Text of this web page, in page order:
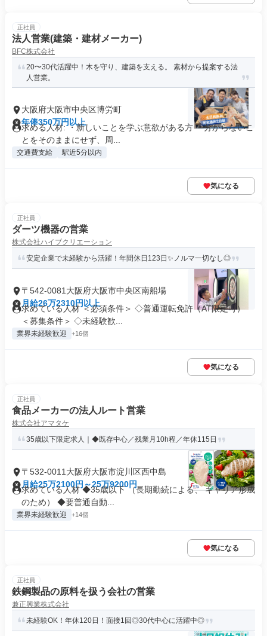
正社員
法人営業(建築・建材メーカー)
BFC株式会社
20〜30代活躍中！木を守り、建築を支える。 素材から提案する法
人営業。
大阪府大阪市中央区博労町
年俸350万円以上
求める人材: ・新しいことを学ぶ意欲がある方 ・分からないこ
とをそのままにせず、周...
交通費支給 駅近5分以内
気になる
正社員
ダーツ機器の営業
株式会社ハイブクリエーション
安定企業で未経験から活躍！年間休日123日✨ノルマ一切なし◎
〒542-0081大阪府大阪市中央区南船場
月給26万2310円以上
求めている人材 ＜必須条件＞ ◇普通運転免許（AT限定可）
＜募集条件＞ ◇未経験歓...
業界未経験歓迎 +16個
気になる
正社員
食品メーカーの法人ルート営業
株式会社アマタケ
35歳以下限定求人｜◆既存中心／残業月10h程／年休115日
〒532-0011大阪府大阪市淀川区西中島
月給25万2100円～25万9200円
求めている人材 ◆35歳以下 （長期勤続による、 キャリア形成
のため） ◆要普通自動...
業界未経験歓迎 +14個
気になる
正社員
鉄鋼製品の原料を扱う会社の営業
兼正興業株式会社
未経験OK！年休120日！面接1回◎30代中心に活躍中◎